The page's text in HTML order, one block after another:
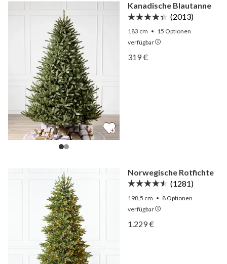
Kanadische Blautanne
(2013)
183 cm • 15 Optionen
verfügbar
Ansicht Kanadische
Ansicht Kanadische
319 €
Norwegische Rotfichte
(1281)
198,5 cm • 8 Optionen
verfügbar
Ansicht Norwegische
Ansicht Norwegische
1.229 €